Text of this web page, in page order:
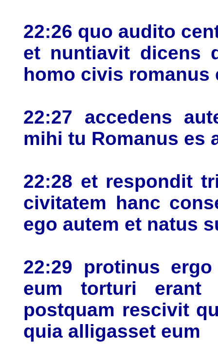
22:26 quo audito
et nuntiavit dicens
homo civis romanus
22:27 accedens
mihi tu Romanus es
22:28 et respondit
civitatem hanc
ego autem et natus
22:29 protinus
eum torturi erant
postquam rescivit
quia alligasset eum